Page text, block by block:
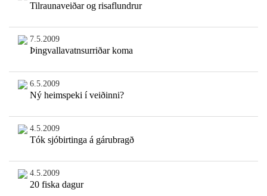
Tilraunaveiðar og risaflundrur
7.5.2009
Þingvallavatnsurriðar koma
6.5.2009
Ný heimspeki í veiðinni?
4.5.2009
Tók sjóbirtinga á gárubragð
4.5.2009
20 fiska dagur